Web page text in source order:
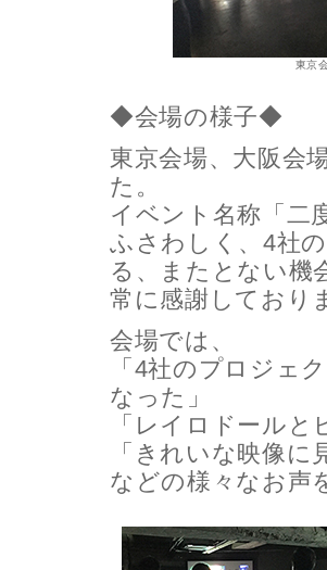
東京
◆会場の様子◆
東京会場、大阪会
た。
イベント名称「二
ふさわしく、4社
る、またとない機
常に感謝しており
会場では、
「4社のプロジェ
なった」
「レイロドール
「きれいな映像
などの様々なお声